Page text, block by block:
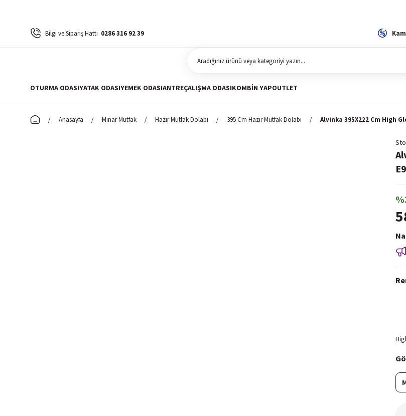
Bilgi ve Sipariş Hattı 0286 316 92 39
OTURMA ODASIYATAK ODASIYEMEK ODASIANTREÇALIŞMA ODASIKOMBIN YAPOUTLET
Anasayfa Minar Mutfak Hazır Mutfak Dolabı 395 Cm Hazır Mutfak Dolabı Alvinka 395X222 Cm High